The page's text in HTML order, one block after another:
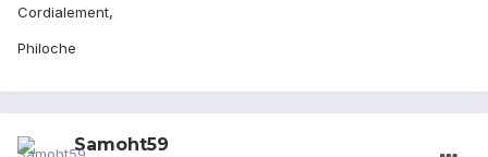
Cordialement,
Philoche
Samoht59